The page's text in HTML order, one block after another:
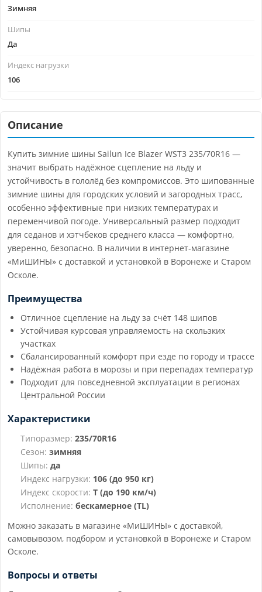
Зимняя
Шипы
Да
Индекс нагрузки
106
Описание
Купить зимние шины Sailun Ice Blazer WST3 235/70R16 —
значит выбрать надёжное сцепление на льду и
устойчивость в гололёд без компромиссов. Это шипованные
зимние шины для городских условий и загородных трасс,
особенно эффективные при низких температурах и
переменчивой погоде. Универсальный размер подходит
для седанов и хэтчбеков среднего класса — комфортно,
уверенно, безопасно. В наличии в интернет-магазине
«МиШИНЫ» с доставкой и установкой в Воронеже и Старом
Осколе.
Преимущества
Отличное сцепление на льду за счёт 148 шипов
Устойчивая курсовая управляемость на скользких
участках
Сбалансированный комфорт при езде по городу и трассе
Надёжная работа в морозы и при перепадах температур
Подходит для повседневной эксплуатации в регионах
Центральной России
Характеристики
Типоразмер: 235/70R16
Сезон: зимняя
Шипы: да
Индекс нагрузки: 106 (до 950 кг)
Индекс скорости: T (до 190 км/ч)
Исполнение: бескамерное (TL)
Можно заказать в магазине «МиШИНЫ» с доставкой,
самовывозом, подбором и установкой в Воронеже и Старом
Осколе.
Вопросы и ответы